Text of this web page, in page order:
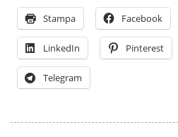
Stampa Facebook
LinkedIn Pinterest
Telegram